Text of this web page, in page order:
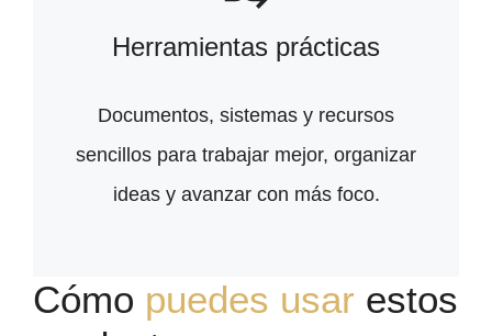
Herramientas prácticas
Documentos, sistemas y recursos
sencillos para trabajar mejor, organizar
ideas y avanzar con más foco.
Cómo puedes usar estos